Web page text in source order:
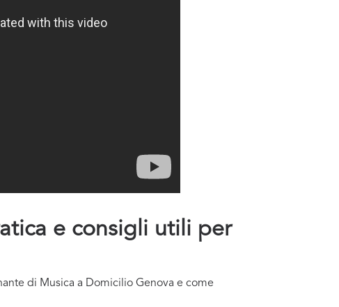
e consigli utili per
di Musica a Domicilio Genova e come